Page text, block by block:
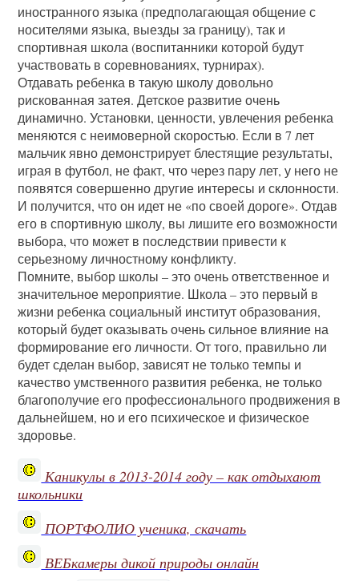
иностранного языка (предполагающая общение с
носителями языка, выезды за границу), так и
спортивная школа (воспитанники которой будут
участвовать в соревнованиях, турнирах).
Отдавать ребенка в такую школу довольно
рискованная затея. Детское развитие очень
динамично. Установки, ценности, увлечения ребенка
меняются с неимоверной скоростью. Если в 7 лет
мальчик явно демонстрирует блестящие результаты,
играя в футбол, не факт, что через пару лет, у него не
появятся совершенно другие интересы и склонности.
И получится, что он идет не «по своей дороге». Отдав
его в спортивную школу, вы лишите его возможности
выбора, что может в последствии привести к
серьезному личностному конфликту.
Помните, выбор школы – это очень ответственное и
значительное мероприятие. Школа – это первый в
жизни ребенка социальный институт образования,
который будет оказывать очень сильное влияние на
формирование его личности. От того, правильно ли
будет сделан выбор, зависят не только темпы и
качество умственного развития ребенка, не только
благополучие его профессионального продвижения в
дальнейшем, но и его психическое и физическое
здоровье.
Каникулы в 2013-2014 году – как отдыхают
школьники
ПОРТФОЛИО ученика, скачать
ВЕБкамеры дикой природы онлайн